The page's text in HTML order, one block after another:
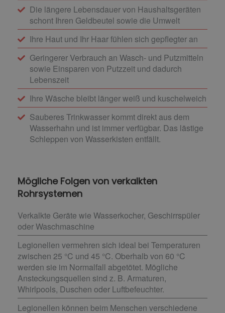
Die längere Lebensdauer von Haushaltsgeräten
schont Ihren Geldbeutel sowie die Umwelt
Ihre Haut und Ihr Haar fühlen sich gepflegter an
Geringerer Verbrauch an Wasch- und Putzmitteln
sowie Einsparen von Putzzeit und dadurch
Lebenszeit
Ihre Wäsche bleibt länger weiß und kuschelweich
Sauberes Trinkwasser kommt direkt aus dem
Wasserhahn und ist immer verfügbar. Das lästige
Schleppen von Wasserkisten entfällt.
Mögliche Folgen von verkalkten
Rohrsystemen
Verkalkte Geräte wie Wasserkocher, Geschirrspüler
oder Waschmaschine
Legionellen vermehren sich ideal bei Temperaturen
zwischen 25 °C und 45 °C. Oberhalb von 60 °C
werden sie im Normalfall abgetötet. Mögliche
Ansteckungsquellen sind z. B. Armaturen,
Whirlpools, Duschen oder Luftbefeuchter.
Legionellen können beim Menschen verschiedene